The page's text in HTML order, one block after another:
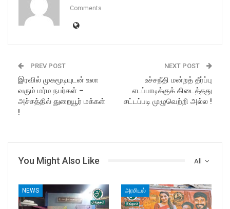
Comments
PREV POST
இரவில் முகமூடியுடன் உலா
வரும் மர்ம நபர்கள் –
அச்சத்தில் துறையூர் மக்கள்
!
NEXT POST
உச்சநீதி மன்றத் தீர்ப்பு
எடப்பாடிக்குக் கிடைத்தது
சட்டப்படி முழுவெற்றி அல்ல !
All
You Might Also Like
NEWS அரசியல்